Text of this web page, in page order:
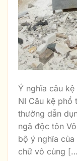
Ý nghĩa câu
NI Câu kệ phổ
thường dẫn
ngã độc tôn
bộ ý nghĩa
chữ vô cùng